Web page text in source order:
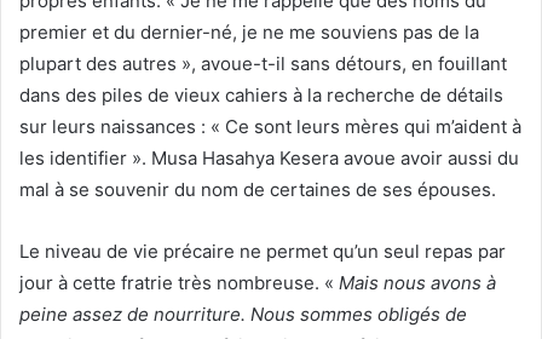
premier et du dernier-né, je ne me souviens pas de la
plupart des autres », avoue-t-il sans détours, en fouillant
dans des piles de vieux cahiers à la recherche de détails
sur leurs naissances : « Ce sont leurs mères qui m’aident à
les identifier ». Musa Hasahya Kesera avoue avoir aussi du
mal à se souvenir du nom de certaines de ses épouses.
Le niveau de vie précaire ne permet qu’un seul repas par
jour à cette fratrie très nombreuse. « Mais nous avons à
peine assez de nourriture. Nous sommes obligés de